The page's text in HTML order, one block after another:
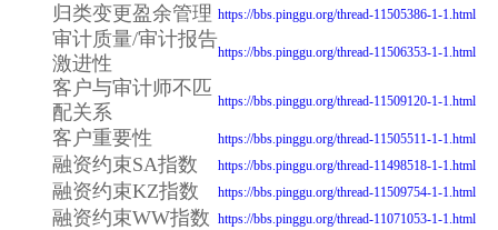
归类变更盈余管理 https://bbs.pinggu.org/thread-11505386-1-1.html
审计质量/审计报告
激进性
https://bbs.pinggu.org/thread-11506353-1-1.html
客户与审计师不匹
配关系
https://bbs.pinggu.org/thread-11509120-1-1.html
客户重要性 https://bbs.pinggu.org/thread-11505511-1-1.html
融资约束SA指数 https://bbs.pinggu.org/thread-11498518-1-1.html
融资约束KZ指数 https://bbs.pinggu.org/thread-11509754-1-1.html
融资约束WW指数 https://bbs.pinggu.org/thread-11071053-1-1.html